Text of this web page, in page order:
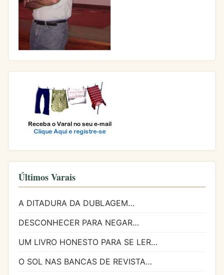
Últimos Varais
A DITADURA DA DUBLAGEM…
DESCONHECER PARA NEGAR…
UM LIVRO HONESTO PARA SE LER…
O SOL NAS BANCAS DE REVISTA…